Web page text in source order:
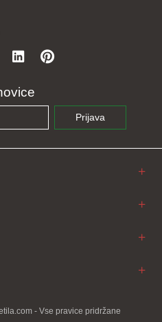
Prijava
- Vse pravice pridržane